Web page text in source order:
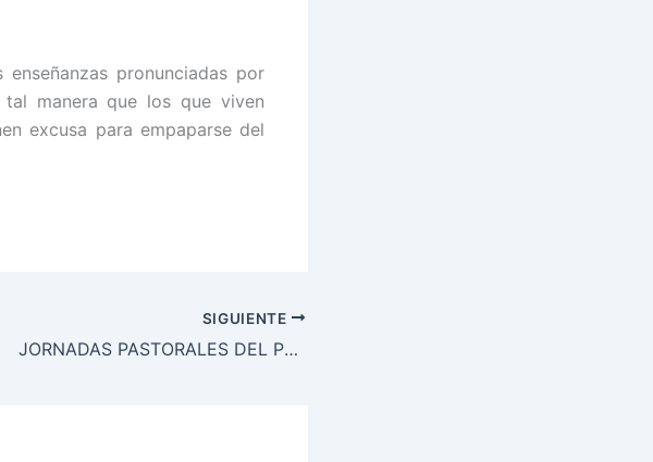
pronunciadas por
manera que los que viven
excusa para empaparse del
SIGUIENTE
JORNADAS PASTORALES DEL PUEBLO DE DIOS / JAINKOAREN HERRIAREN JARDUNALDI PASTORALAK